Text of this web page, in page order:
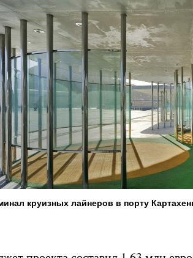
круизных лайнеров в порту